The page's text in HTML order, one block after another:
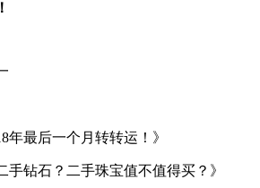
！
年最后一个月转转运！》
手钻石？二手珠宝值不值得买？》